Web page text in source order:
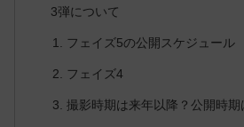
3弾について
フェイズ5の公開スケジュール
フェイズ4
撮影時期は来年以降？公開時期